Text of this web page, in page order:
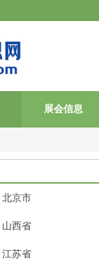
展会信息
北京市
山西省
江苏省